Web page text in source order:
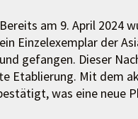
Bereits am 9. April 2024
ein Einzelexemplar der
und gefangen. Dieser
Etablierung. Mit dem
was eine neue